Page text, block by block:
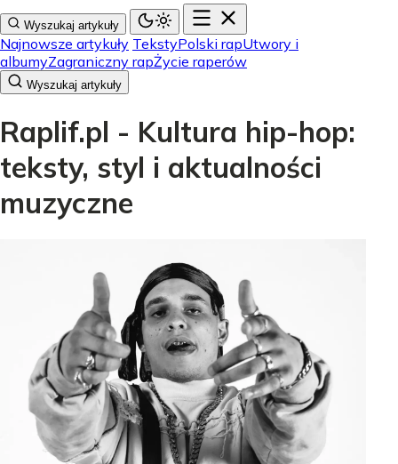
Wyszukaj artykuły
Najnowsze artykuły TekstyPolski rapUtwory i
albumyZagraniczny rapŻycie raperów
Wyszukaj artykuły
Raplif.pl - Kultura hip-hop:
teksty, styl i aktualności
muzyczne